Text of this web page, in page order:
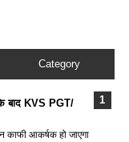
Category
बाद KVS PGT/
काफी आकर्षक हो जाएगा